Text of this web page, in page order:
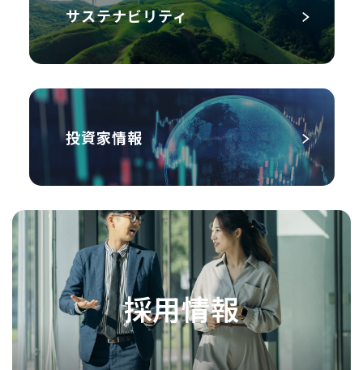
サステナビリティ
投資家情報
採用情報